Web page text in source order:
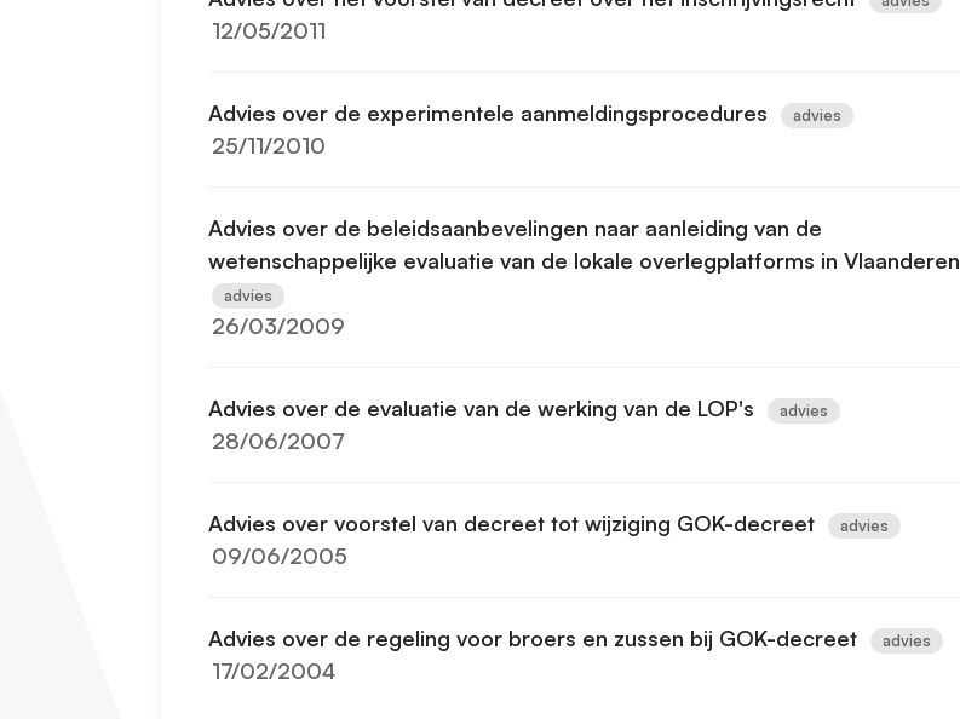
12/05/2011
Advies over de experimentele aanmeldingsprocedures advies
25/11/2010
Advies over de beleidsaanbevelingen naar aanleiding van de
wetenschappelijke evaluatie van de lokale overlegplatforms in Vlaanderen
advies
26/03/2009
Advies over de evaluatie van de werking van de LOP's advies
28/06/2007
Advies over voorstel van decreet tot wijziging GOK-decreet advies
09/06/2005
Advies over de regeling voor broers en zussen bij GOK-decreet advies
17/02/2004